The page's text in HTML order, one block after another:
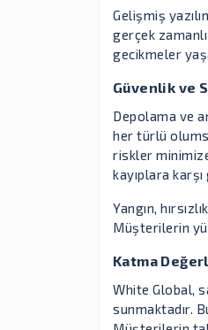
Gelişmiş
gerçek
gecikmeler
Güvenlik ve
Depolama ve
her türlü
riskler
kayıplara karşı
Yangın,
Müşterilerin
Katma
White Global,
sunmaktadır.